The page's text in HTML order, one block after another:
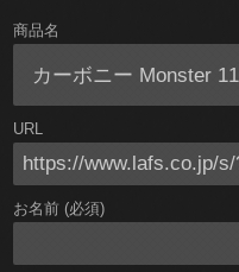
商品名
URL
お名前 (必須)